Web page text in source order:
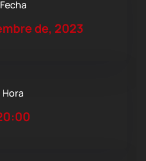
Fecha
de, 2023
Hora